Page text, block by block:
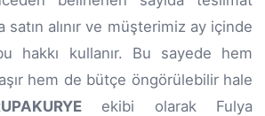
satın alınır ve müşterimiz ay içinde
hakkı kullanır. Bu sayede hem
hem de bütçe öngörülebilir hale
ekibi olarak Fulya